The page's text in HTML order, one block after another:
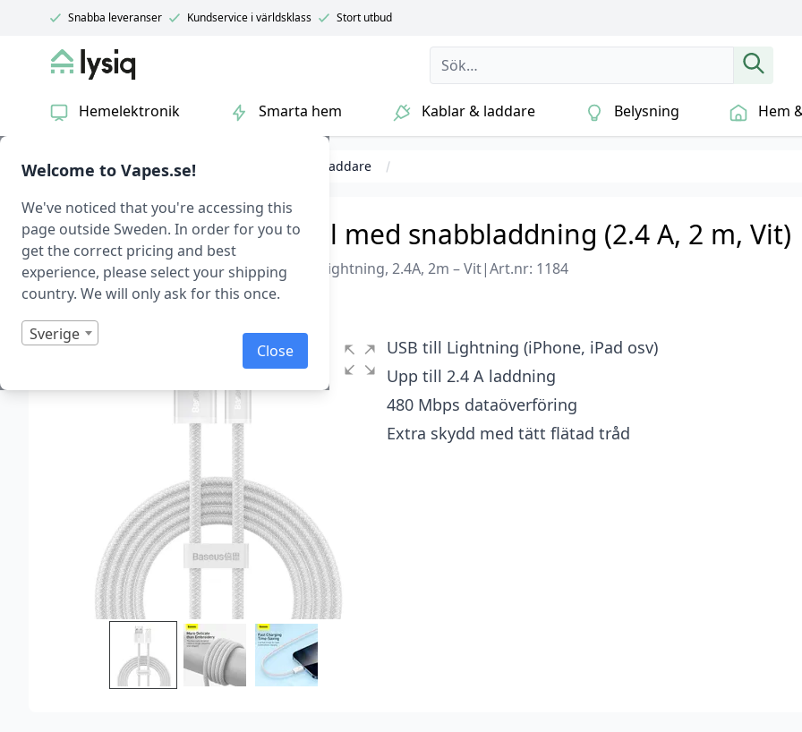
Welcome to Vapes.se!
We've noticed that you're accessing this
page outside Sweden. In order for you to
get the correct pricing and best
experience, please select your shipping
country. We will only ask for this once.
Sverige
Close
Snabba leveranser Kundservice i världsklass Stort utbud
Lysiq
Hemelektronik Smarta hem Kablar & laddare Belysning Hem
Kablar & laddare Mobilladdare iPhone-laddare
USB till Lightning kabel med snabbladdning (2.4 A, 2 m, Vit)
Baseus Dynamic Snabbladdare USB-A till Lightning, 2.4A, 2m – Vit|Art.nr: 1184
Betygsatt
1
på
0
I lager
USB till Lightning (iPhone, iPad osv)
Upp till 2.4 A laddning
480 Mbps dataöverföring
Extra skydd med tätt flätad tråd